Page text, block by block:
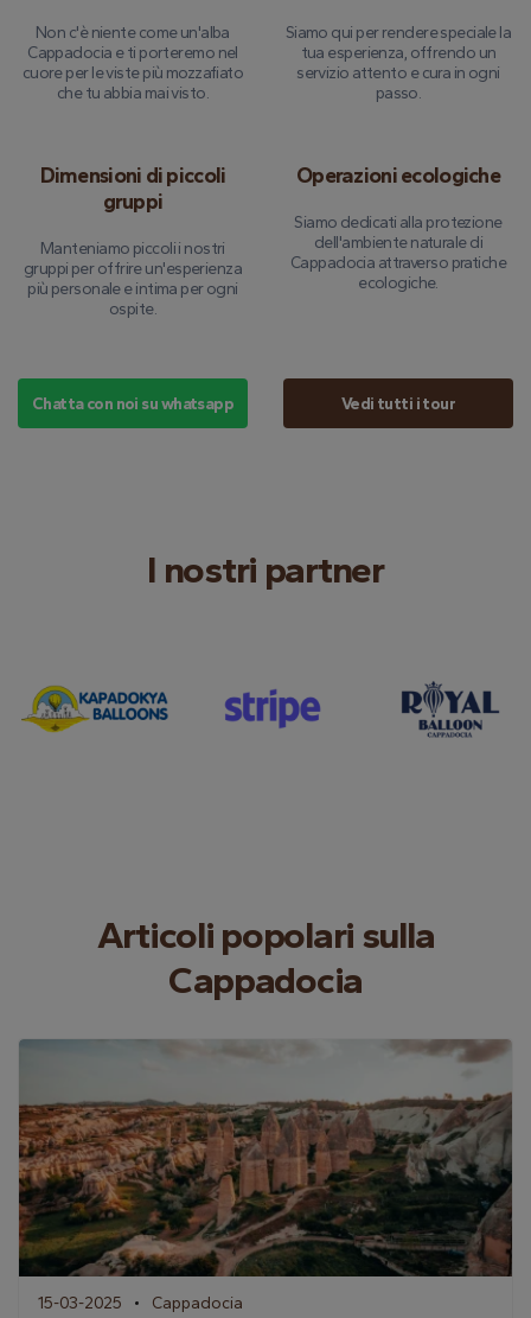
Non c'è niente come un'alba
Cappadocia e ti porteremo nel
cuore per le viste più mozzafiato
che tu abbia mai visto.
Siamo qui per rendere speciale la
tua esperienza, offrendo un
servizio attento e cura in ogni
passo.
Dimensioni di piccoli
gruppi
Manteniamo piccoli i nostri
gruppi per offrire un'esperienza
più personale e intima per ogni
ospite.
Operazioni ecologiche
Siamo dedicati alla protezione
dell'ambiente naturale di
Cappadocia attraverso pratiche
ecologiche.
Chatta con noi su whatsapp Vedi tutti i tour
I nostri partner
Articoli popolari sulla
Cappadocia
15-03-2025 Cappadocia